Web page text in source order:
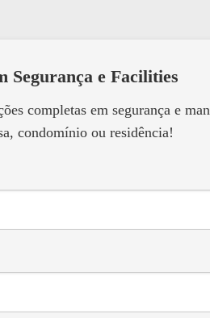
Segurança e Facilities
completas em segurança e
condomínio ou residência!